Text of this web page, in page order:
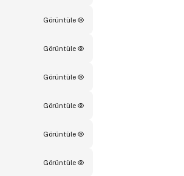
Görüntüle
Görüntüle
Görüntüle
Görüntüle
Görüntüle
Görüntüle